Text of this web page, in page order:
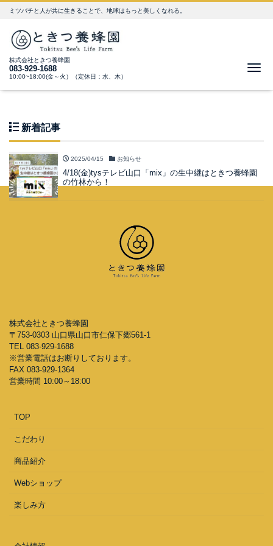
ミツバチと人が共に生きることで、地球はもっと美しくなれる。
株式会社ときつ養蜂園
083-929-1688
10:00~18:00(金～火）（定休日：水、木）
新着記事
2025/04/15 お知らせ
4/18(金)tysテレビ山口「mix」の生中継はときつ養蜂園
の竹林から！
株式会社ときつ養蜂園
〒753-0303 山口県山口市仁保下郷561-1
TEL 083-929-1688
※営業電話はお断りしております。
FAX 083-929-1364
営業時間 10:00～18:00
TOP
こだわり
商品紹介
Webショップ
楽しみ方